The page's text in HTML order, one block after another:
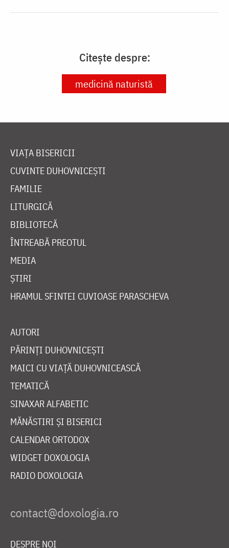
Citește despre:
medicină naturistă
VIAȚA BISERICII
CUVINTE DUHOVNICEȘTI
FAMILIE
LITURGICĂ
BIBLIOTECĂ
ÎNTREABĂ PREOTUL
MEDIA
ȘTIRI
HRAMUL SFINTEI CUVIOASE PARASCHEVA
AUTORI
PĂRINȚI DUHOVNICEȘTI
MAICI CU VIAȚĂ DUHOVNICEASCĂ
TEMATICĂ
SINAXAR ALFABETIC
MĂNĂSTIRI ȘI BISERICI
CALENDAR ORTODOX
WIDGET DOXOLOGIA
RADIO DOXOLOGIA
DESPRE NOI